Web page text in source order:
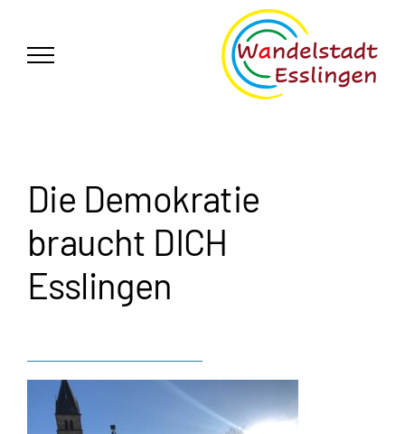
springen
Die Demokratie
braucht DICH
Esslingen